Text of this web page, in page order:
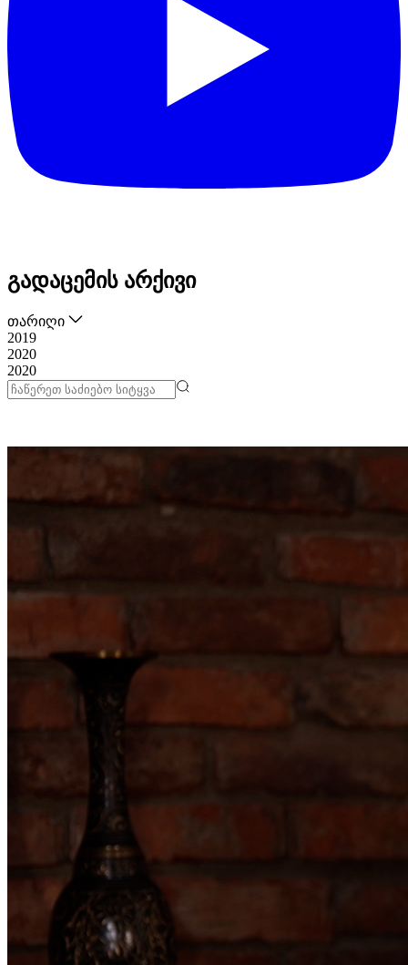
გადაცემის არქივი
თარიღი
2019
2020
2020